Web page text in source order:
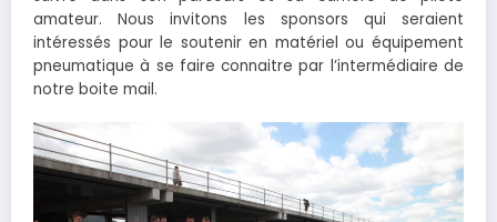
amateur. Nous invitons les sponsors qui seraient
intéressés pour le soutenir en matériel ou équipement
pneumatique à se faire connaitre par l’intermédiaire de
notre boite mail.